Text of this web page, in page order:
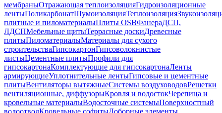
мембраныОтражающая теплоизоляцияГидроизоляционные
лентыПоликарбонатШумоизоляцияТеплоизоляция
плитные и пиломатериалыПлиты OSBФанераДСП,
ЛДСПМебельные щитыТеррасные доскиДревесные
плитыПиломатериалыМатериалы для сухого
строительстваГипсокартонГипсоволокнистые
листыЦементные плитыПрофили для
гипсокартонаКомплектующие для гипсокартонаЛенты
армирующиеУплотнительные лентыГипсовые и цементные
плитыВентиляторы вытяжныеСистемы воздуховодовРешетки
вентиляционные, диффузорыКровля и водостокЧерепица и
кровельные материалыВодосточные системыПоверхностный
водоотводКровельные софитыДоборные элементы